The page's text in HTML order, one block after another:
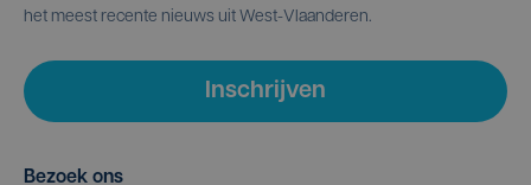
het meest recente nieuws uit West-Vlaanderen.
Inschrijven
Bezoek ons